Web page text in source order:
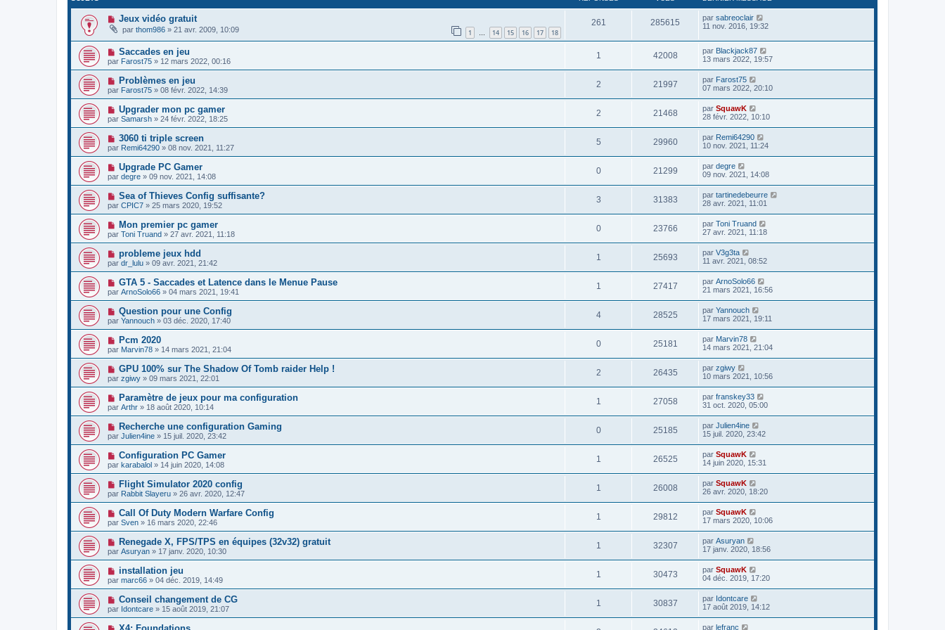
Jeux vidéo gratuit
par thom986 » 21 avr. 2009, 10:09 1 … 14 15 16 17 18
261 285615 par sabreoclair
11 nov. 2016, 19:32
Saccades en jeu
par Farost75 » 12 mars 2022, 00:16
1 42008 par Blackjack87
13 mars 2022, 19:57
Problèmes en jeu
par Farost75 » 08 févr. 2022, 14:39
2 21997 par Farost75
07 mars 2022, 20:10
Upgrader mon pc gamer
par Samarsh » 24 févr. 2022, 18:25
2 21468 par SquawK
28 févr. 2022, 10:10
3060 ti triple screen
par Remi64290 » 08 nov. 2021, 11:27
5 29960 par Remi64290
10 nov. 2021, 11:24
Upgrade PC Gamer
par degre » 09 nov. 2021, 14:08
0 21299 par degre
09 nov. 2021, 14:08
Sea of Thieves Config suffisante?
par CPIC7 » 25 mars 2020, 19:52
3 31383 par tartinedebeurre
28 avr. 2021, 11:01
Mon premier pc gamer
par Toni Truand » 27 avr. 2021, 11:18
0 23766 par Toni Truand
27 avr. 2021, 11:18
probleme jeux hdd
par dr_lulu » 09 avr. 2021, 21:42
1 25693 par V3g3ta
11 avr. 2021, 08:52
GTA 5 - Saccades et Latence dans le Menue Pause
par ArnoSolo66 » 04 mars 2021, 19:41
1 27417 par ArnoSolo66
21 mars 2021, 16:56
Question pour une Config
par Yannouch » 03 déc. 2020, 17:40
4 28525 par Yannouch
17 mars 2021, 19:11
Pcm 2020
par Marvin78 » 14 mars 2021, 21:04
0 25181 par Marvin78
14 mars 2021, 21:04
GPU 100% sur The Shadow Of Tomb raider Help !
par zgiwy » 09 mars 2021, 22:01
2 26435 par zgiwy
10 mars 2021, 10:56
Paramètre de jeux pour ma configuration
par Arthr » 18 août 2020, 10:14
1 27058 par franskey33
31 oct. 2020, 05:00
Recherche une configuration Gaming
par Julien4ine » 15 juil. 2020, 23:42
0 25185 par Julien4ine
15 juil. 2020, 23:42
Configuration PC Gamer
par karabalol » 14 juin 2020, 14:08
1 26525 par SquawK
14 juin 2020, 15:31
Flight Simulator 2020 config
par Rabbit Slayeru » 26 avr. 2020, 12:47
1 26008 par SquawK
26 avr. 2020, 18:20
Call Of Duty Modern Warfare Config
par Sven » 16 mars 2020, 22:46
1 29812 par SquawK
17 mars 2020, 10:06
Renegade X, FPS/TPS en équipes (32v32) gratuit
par Asuryan » 17 janv. 2020, 10:30
1 32307 par Asuryan
17 janv. 2020, 18:56
installation jeu
par marc66 » 04 déc. 2019, 14:49
1 30473 par SquawK
04 déc. 2019, 17:20
Conseil changement de CG
par Idontcare » 15 août 2019, 21:07
1 30837 par Idontcare
17 août 2019, 14:12
par lefranc